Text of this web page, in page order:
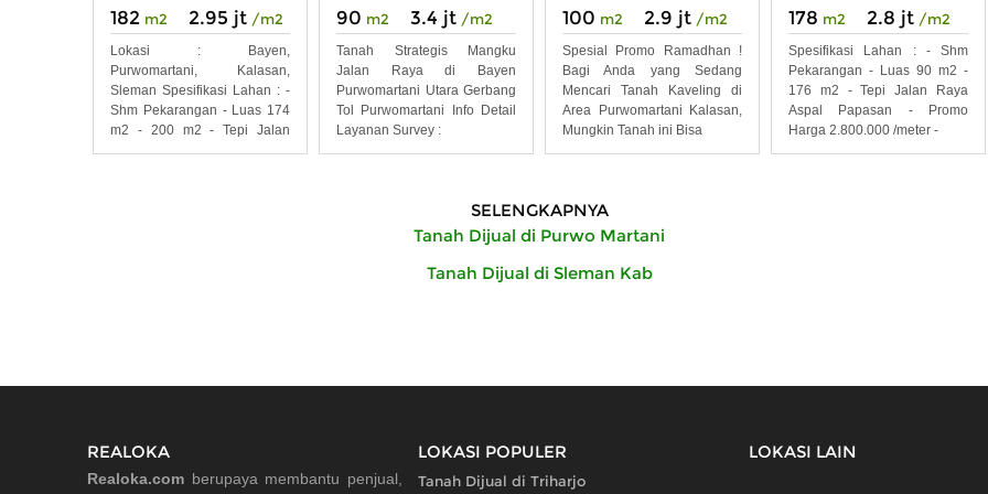
182 m2 2.95 jt /m2
Lokasi : Bayen,
Purwomartani, Kalasan,
Sleman Spesifikasi Lahan : -
Shm Pekarangan - Luas 174
m2 - 200 m2 - Tepi Jalan
Raya
90 m2 3.4 jt /m2
Tanah Strategis Mangku
Jalan Raya di Bayen
Purwomartani Utara Gerbang
Tol Purwomartani Info Detail
Layanan Survey :
100 m2 2.9 jt /m2
Spesial Promo Ramadhan !
Bagi Anda yang Sedang
Mencari Tanah Kaveling di
Area Purwomartani Kalasan,
Mungkin Tanah ini Bisa
178 m2 2.8 jt /m2
Spesifikasi Lahan : - Shm
Pekarangan - Luas 90 m2 -
176 m2 - Tepi Jalan Raya
Aspal Papasan - Promo
Harga 2.800.000 /meter -
SELENGKAPNYA
Tanah Dijual di Purwo Martani
Tanah Dijual di Sleman Kab
REALOKA
Realoka.com berupaya membantu penjual,
LOKASI POPULER
Tanah Dijual di Triharjo
LOKASI LAIN